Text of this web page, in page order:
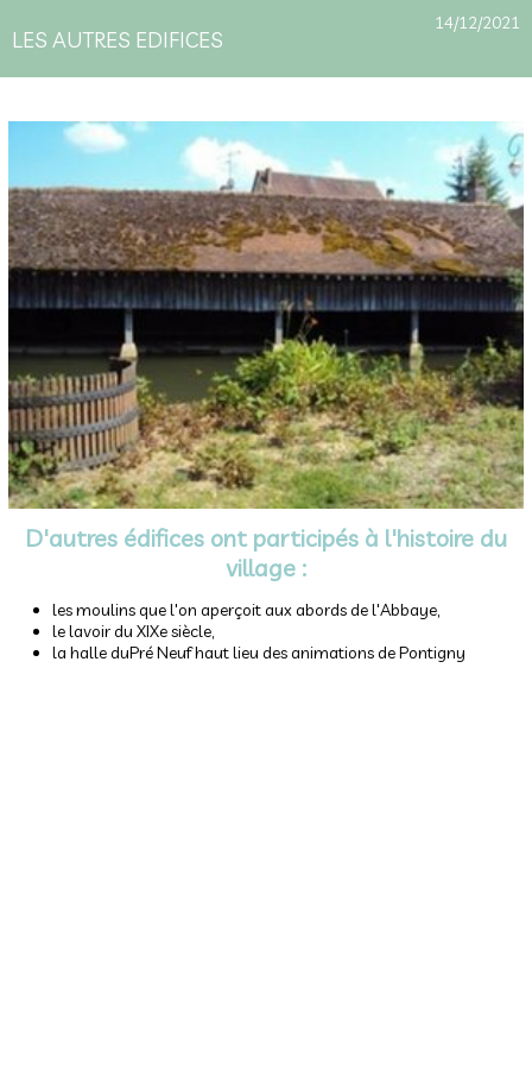
LES AUTRES EDIFICES
14/12/2021
D'autres édifices ont participés à l'histoire du
village :
les moulins que l'on aperçoit aux abords de l'Abbaye,
le lavoir du XIXe siècle,
la halle duPré Neuf haut lieu des animations de Pontigny